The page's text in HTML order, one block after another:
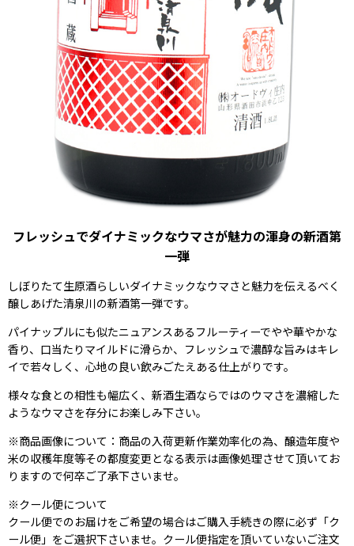
フレッシュでダイナミックなウマさが魅力の渾身の新酒第
一弾
しぼりたて生原酒らしいダイナミックなウマさと魅力を伝えるべく
醸しあげた清泉川の新酒第一弾です。
パイナップルにも似たニュアンスあるフルーティーでやや華やかな
香り、口当たりマイルドに滑らか、フレッシュで濃醇な旨みはキレ
イで若々しく、心地の良い飲みごたえある仕上がりです。
様々な食との相性も幅広く、新酒生酒ならではのウマさを濃縮した
ようなウマさを存分にお楽しみ下さい。
※商品画像について：商品の入荷更新作業効率化の為、醸造年度や
米の収穫年度等その都度変更となる表示は画像処理させて頂いてお
りますので何卒ご了承下さいませ。
※クール便について
クール便でのお届けをご希望の場合はご購入手続きの際に必ず「ク
ール便」をご選択下さいませ。クール便指定を頂いていないご注文